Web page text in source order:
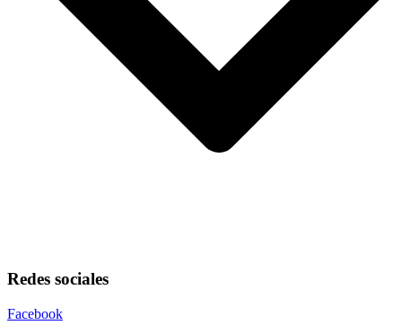
Redes sociales
Facebook